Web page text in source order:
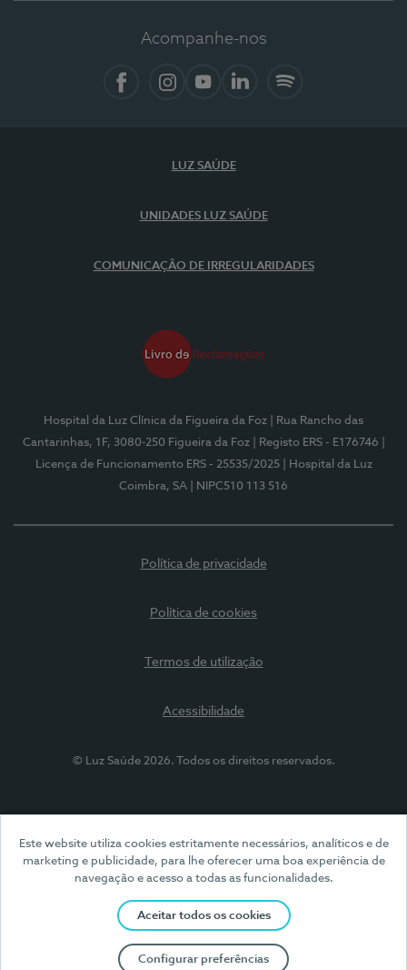
Este website utiliza cookies estritamente necessários, analíticos e de
marketing e publicidade, para lhe oferecer uma boa experiência de
navegação e acesso a todas as funcionalidades.
Aceitar todos os cookies
Configurar preferências
Acompanhe-nos
LUZ SAÚDE
UNIDADES LUZ SAÚDE
COMUNICAÇÃO DE IRREGULARIDADES
Hospital da Luz Clínica da Figueira da Foz
| Rua Rancho das
Cantarinhas, 1F, 3080-250 Figueira da Foz
| Registo ERS - E176746
Licença de Funcionamento ERS - 25535/2025
| Hospital da Luz
Coimbra, SA
| NIPC510 113 516
Política de privacidade
Política de cookies
Termos de utilização
Acessibilidade
© Luz Saúde 2026. Todos os direitos reservados.